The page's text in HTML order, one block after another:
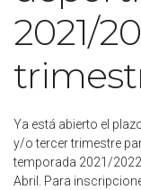
2021/
Ya está abierto el
y/o tercer trimestre
temporada 2021/
Abril. Para